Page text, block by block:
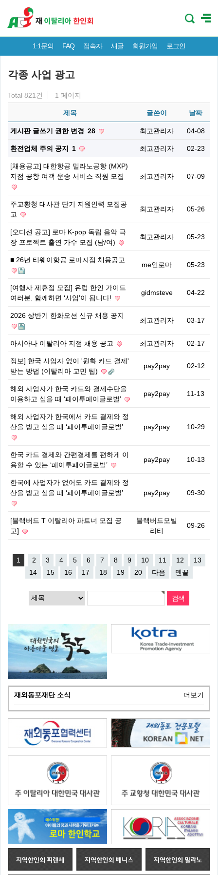
1:1문의 FAQ 접속자 새글 회원가입 로그인
각종 사업 광고
Total 821건 1 페이지
제목 글쓴이 날짜
게시판 글쓰기 권한 변경 28 최고관리자 04-08
환전업체 주의 공지 1 최고관리자 02-23
[채용공고] 대한항공 밀라노공항 (MXP)
지점 공항 여객 운송 서비스 직원 모집
최고관리자 07-09
주교황청 대사관 단기 지원인력 모집공
고
최고관리자 05-26
[오디션 공고] 로마 K-pop 독립 음악 극
장 프로젝트 출연 가수 모집 (남/여)
최고관리자 05-23
■ 26년 티웨이항공 로마지점 채용공고
me인로마 05-23
[여행사 제휴점 모집] 유럽 한인 가이드
여러분, 함께하면 ‘사업’이 됩니다!
gidmsteve 04-22
2026 상반기 한화오션 신규 채용 공지
최고관리자 03-17
아시아나 이탈리아 지점 채용 공고 최고관리자 02-17
정보] 한국 사업자 없이 '원화 카드 결제'
받는 방법 (이탈리아 교민 팁)
pay2pay 02-12
해외 사업자가 한국 카드와 결제수단을
이용하고 싶을 때 ‘페이투페이글로벌’
pay2pay 11-13
해외 사업자가 한국에서 카드 결제와 정
산을 받고 싶을 때 ‘페이투페이글로벌’
pay2pay 10-29
한국 카드 결제와 간편결제를 편하게 이
용할 수 있는 ‘페이투페이글로벌’
pay2pay 10-13
한국에 사업자가 없어도 카드 결제와 정
산을 받고 싶을 때 ‘페이투페이글로벌’
pay2pay 09-30
[블랙버드 T 이탈리아 파트너 모집 공
고]
블랙버드모빌
리티
09-26
1 2 3 4 5 6 7 8 9 10 11 12
13
14
15 16 17 18 19 20 다음 맨끝
재외동포재단 소식 더보기